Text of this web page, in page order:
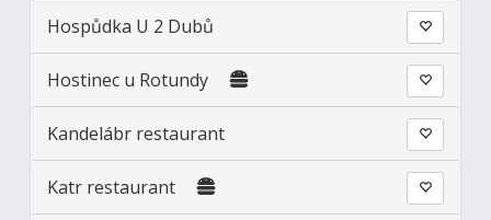
Hospůdka U 2 Dubů
Hostinec u Rotundy
Kandelábr restaurant
Katr restaurant